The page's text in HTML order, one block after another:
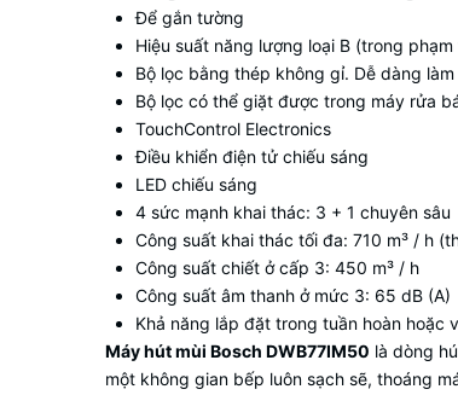
Để gắn tường
Hiệu suất năng lượng loại B (trong
Bộ lọc bằng thép không gỉ. Dễ dàng làm
Bộ lọc có thể giặt được trong máy rửa
TouchControl Electronics
Điều khiển điện tử chiếu sáng
LED chiếu sáng
4 sức mạnh khai thác: 3 + 1 chuyên sâu
Công suất khai thác tối đa: 710 m³ / h
Công suất chiết ở cấp 3: 450 m³ / h
Công suất âm thanh ở mức 3: 65 dB (A)
Khả năng lắp đặt trong tuần hoàn hoặc
Máy hút mùi Bosch DWB77IM50 là dòng
một không gian bếp luôn sạch sẽ, thoáng